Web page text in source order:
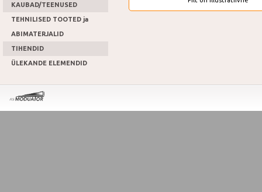
KAUBAD/TEENUSED
TEHNILISED TOOTED ja
ABIMATERJALID
TIHENDID
ÜLEKANDE ELEMENDID